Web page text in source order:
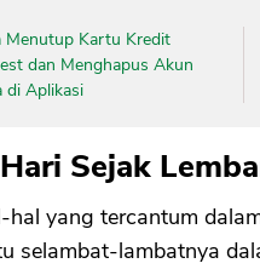
Menutup Kartu Kredit
dan Menghapus Akun
di Aplikasi
Sejak
yang tercantum
selambat-lambatnya